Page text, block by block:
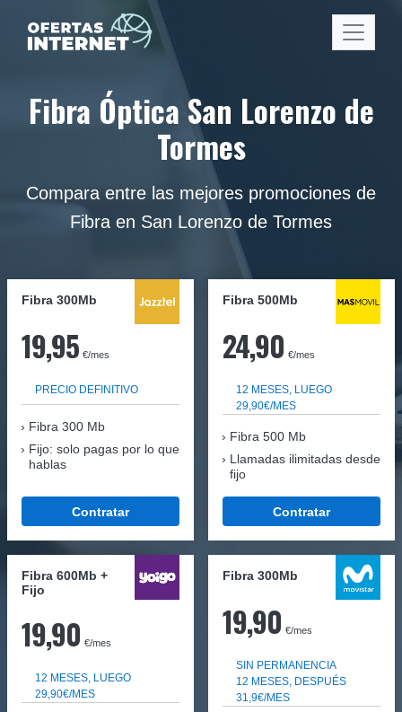
Fibra Óptica San Lorenzo de
Tormes
Compara entre las mejores promociones de
Fibra en San Lorenzo de Tormes
Fibra 300Mb
19,95 €/mes
PRECIO DEFINITIVO
Fibra 300 Mb
Fijo: solo pagas por lo que
hablas
Contratar
Fibra 500Mb
24,90 €/mes
12 MESES, LUEGO
29,90€/MES
Fibra 500 Mb
Llamadas ilimitadas desde
fijo
Contratar
Fibra 600Mb +
Fijo
19,90 €/mes
12 MESES, LUEGO
29,90€/MES
Fibra 300Mb
19,90 €/mes
SIN PERMANENCIA
12 MESES, DESPUÉS
31,9€/MES